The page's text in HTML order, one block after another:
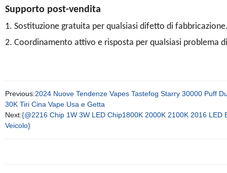
Supporto post-vendita
1. Sostituzione gratuita per qualsiasi difetto di
2. Coordinamento attivo e risposta per qualsiasi problema
Previous:2024 Nuove Tendenze Vapes Tastefog Starry 30000 Puff
30K Tiri Cina Vape Usa e Getta
Next:{@2216 Chip 1W 3W LED Chip1800K 2000K 2100K 2016
Veicolo}